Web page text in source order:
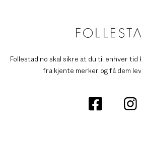
Follestad.no skal sikre at du til enhver
fra kjente merker og få dem